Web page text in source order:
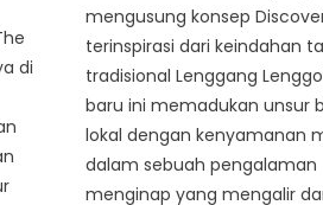
di
mengusung konsep
terinspirasi dari keindahan
tradisional Lenggang
baru ini memadukan unsur
lokal dengan kenyamanan
dalam sebuah pengalaman
menginap yang mengalir